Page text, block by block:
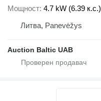
Мощност 4.7 kW (6.39 к.с.)
Литва, Panevėžys
Auction Baltic UAB